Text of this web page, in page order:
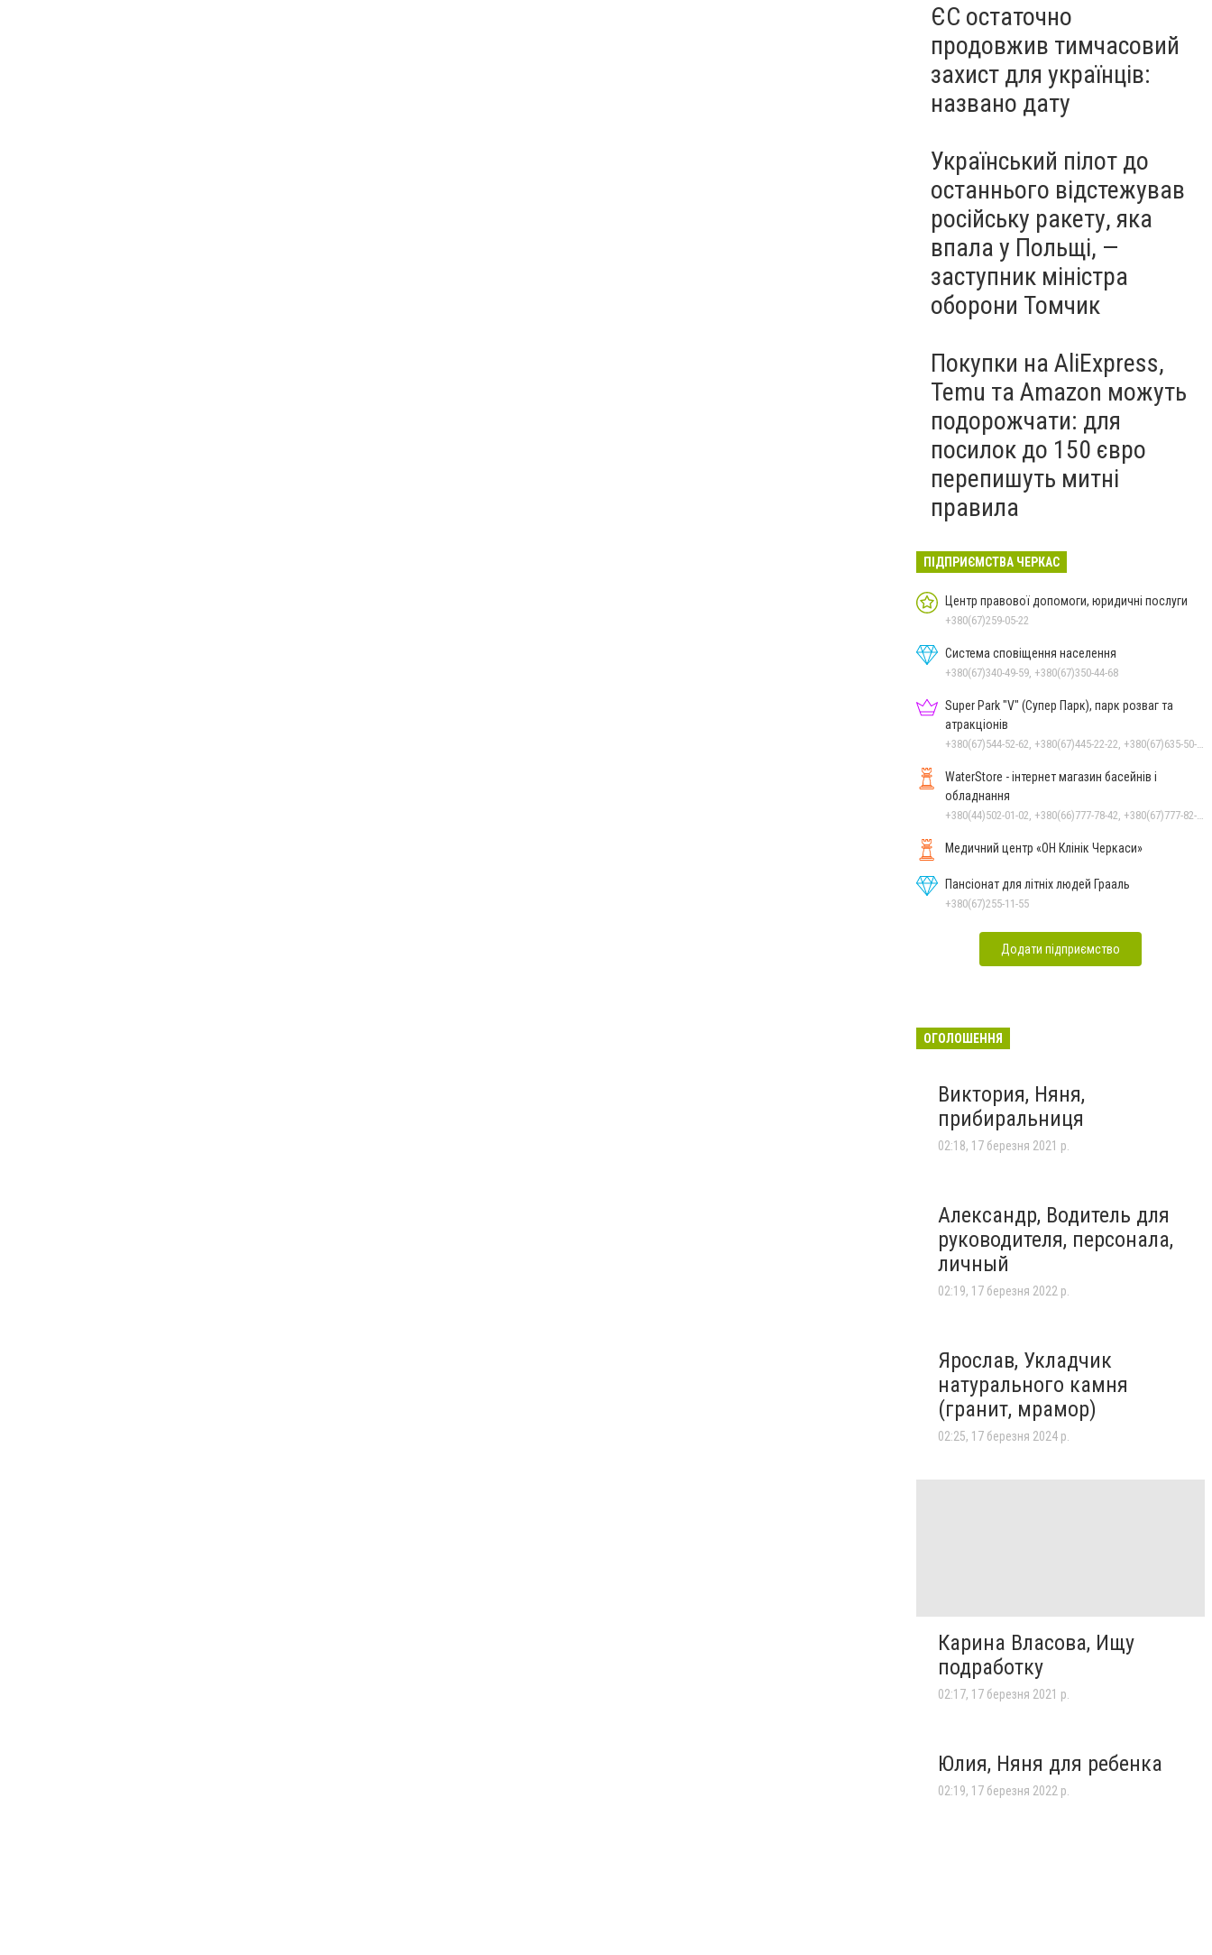
ЄС остаточно
продовжив тимчасовий
захист для українців:
названо дату
Український пілот до
останнього відстежував
російську ракету, яка
впала у Польщі, —
заступник міністра
оборони Томчик
Покупки на AliExpress,
Temu та Amazon можуть
подорожчати: для
посилок до 150 євро
перепишуть митні
правила
ПІДПРИЄМСТВА ЧЕРКАС
Центр правової допомоги, юридичні послуги
+380(67)259-05-22
Система сповіщення населення
+380(67)340-49-59, +380(67)350-44-68
Super Park "V" (Супер Парк), парк розваг та
атракціонів
+380(67)544-52-62, +380(67)445-22-22, +380(67)635-50-50
WaterStore - інтернет магазин басейнів і
обладнання
+380(44)502-01-02, +380(66)777-78-42, +380(67)777-82-19, +380(67)890-80-80, +380(73)890-80-80, +380(44)502-01-03
Медичний центр «ОН Клінік Черкаси»
Пансіонат для літніх людей Грааль
+380(67)255-11-55
Додати підприємство
ОГОЛОШЕННЯ
Виктория, Няня,
прибиральниця
02:18, 17 березня 2021 р.
Александр, Водитель для
руководителя, персонала,
личный
02:19, 17 березня 2022 р.
Ярослав, Укладчик
натурального камня
(гранит, мрамор)
02:25, 17 березня 2024 р.
Карина Власова, Ищу
подработку
02:17, 17 березня 2021 р.
Юлия, Няня для ребенка
02:19, 17 березня 2022 р.